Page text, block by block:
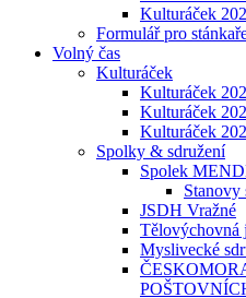
Kulturáček
Formulář pro
Volný čas
Kulturáček
Kulturáček
Kulturáček
Kulturáček
Spolky & sdružení
Spolek
Stanovy
JSDH Vražné
Tělovýchovná
Myslivecké